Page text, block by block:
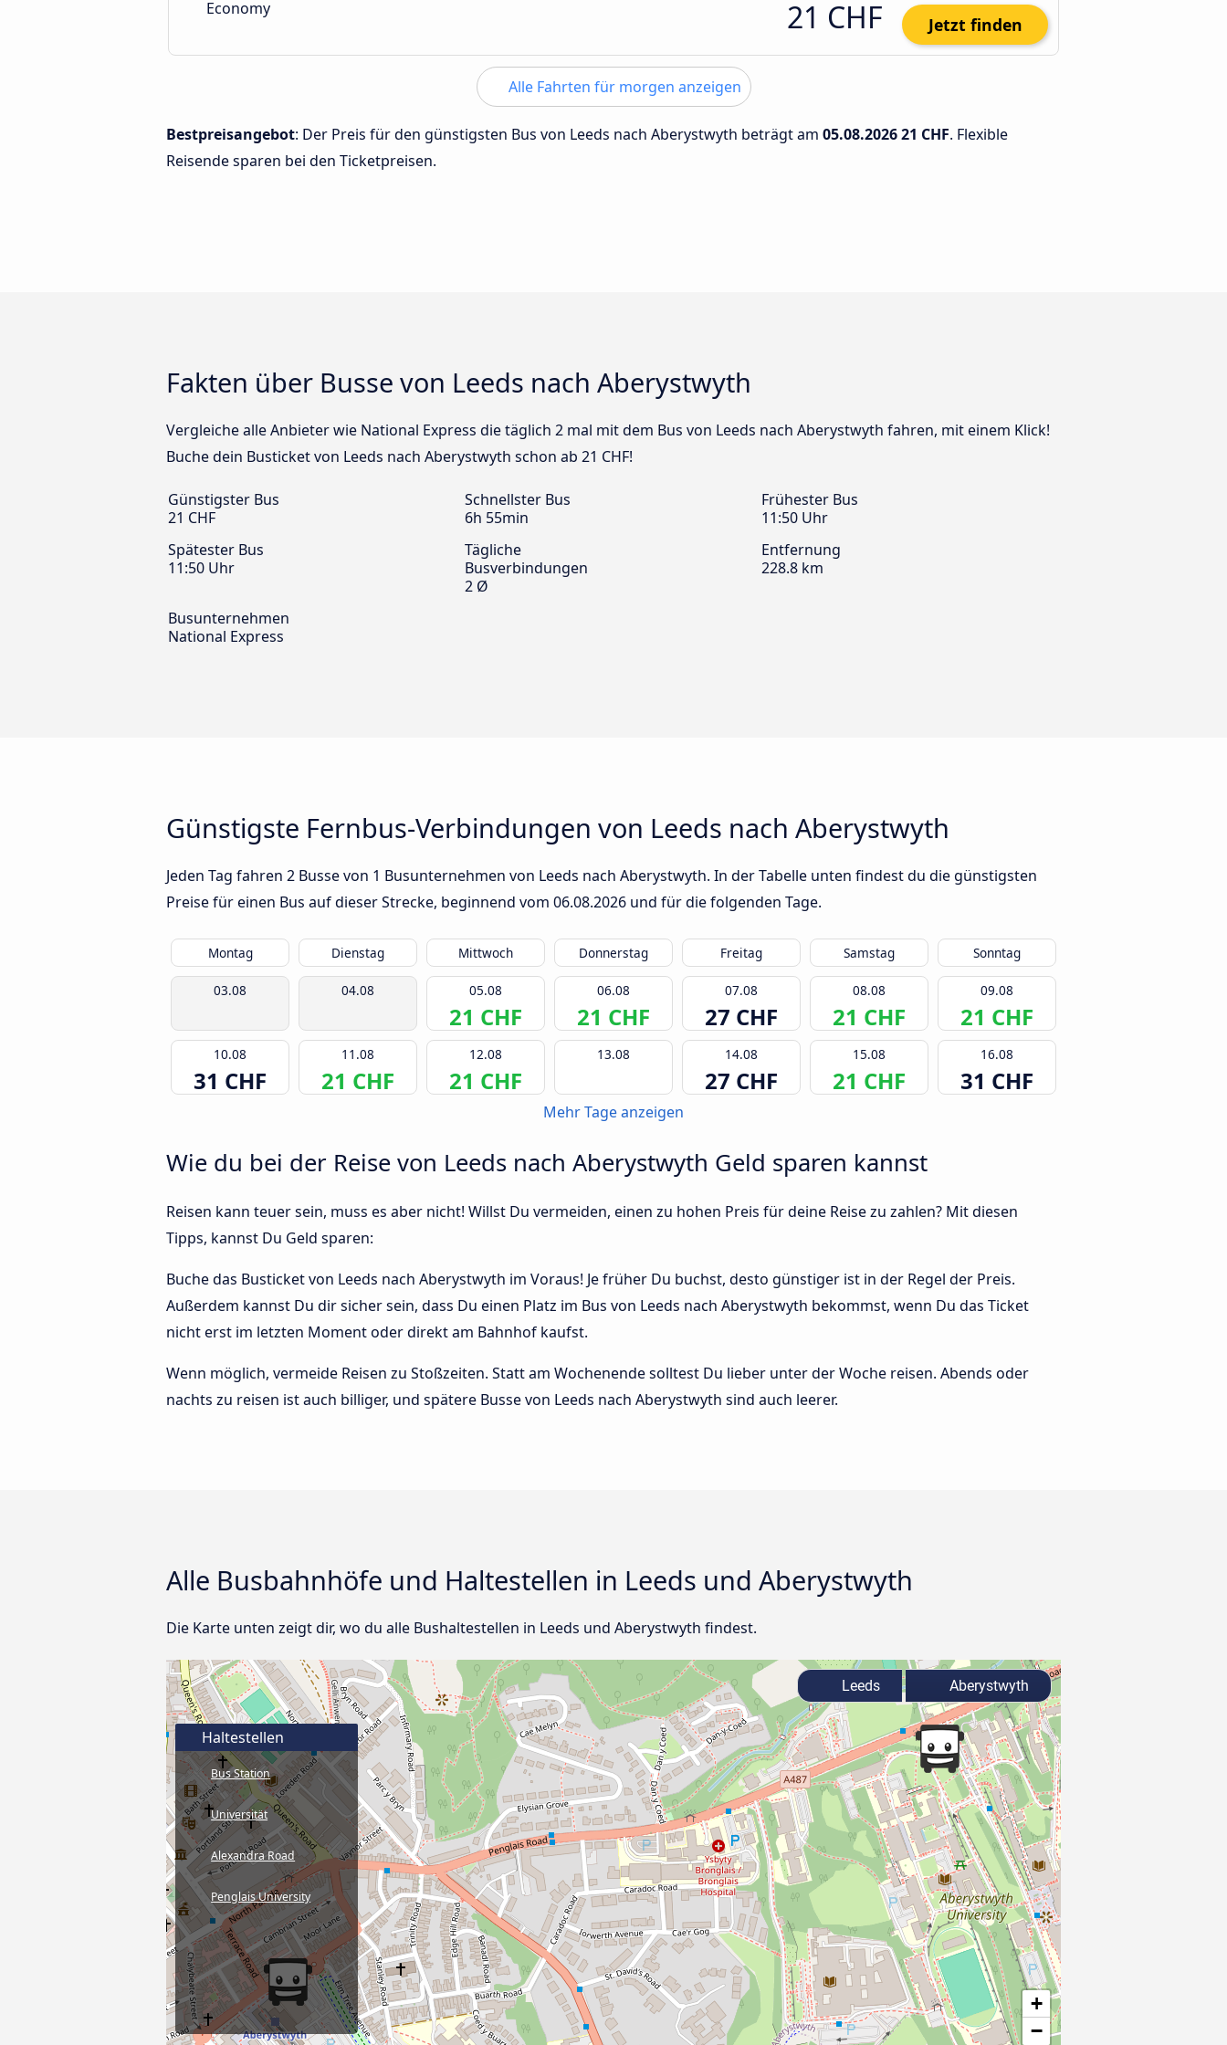
Economy 21 CHF Jetzt finden
Alle Fahrten für morgen anzeigen
Bestpreisangebot: Der Preis für den günstigsten Bus von Leeds nach Aberystwyth beträgt am 05.08.202621 CHF. Flexible
Reisende sparen bei den Ticketpreisen.
Fakten über Busse von Leeds nach Aberystwyth
Vergleiche alle Anbieter wie National Express die täglich 2 mal mit dem Bus von Leeds nach Aberystwyth fahren, mit einem Klick!
Buche dein Busticket von Leeds nach Aberystwyth schon ab 21 CHF!
Günstigster Bus
21 CHF
Schnellster Bus
6h 55min
Frühester Bus
11:50 Uhr
Spätester Bus
11:50 Uhr
Tägliche
Busverbindungen
2 Ø
Entfernung
228.8 km
Busunternehmen
National Express
Günstigste Fernbus-Verbindungen von Leeds nach Aberystwyth
Jeden Tag fahren 2 Busse von 1 Busunternehmen von Leeds nach Aberystwyth. In der Tabelle unten findest du die günstigsten
Preise für einen Bus auf dieser Strecke, beginnend vom 06.08.2026 und für die folgenden Tage.
Montag Dienstag Mittwoch Donnerstag Freitag Samstag Sonntag
03.08 04.08 05.08
21 CHF
06.08
21 CHF
07.08
27 CHF
08.08
21 CHF
09.08
21 CHF
10.08
31 CHF
11.08
21 CHF
12.08
21 CHF
13.08 14.08
27 CHF
15.08
21 CHF
16.08
31 CHF
Mehr Tage anzeigen
Wie du bei der Reise von Leeds nach Aberystwyth Geld sparen kannst
Reisen kann teuer sein, muss es aber nicht! Willst Du vermeiden, einen zu hohen Preis für deine Reise zu zahlen? Mit diesen
Tipps, kannst Du Geld sparen:
Buche das Busticket von Leeds nach Aberystwyth im Voraus! Je früher Du buchst, desto günstiger ist in der Regel der Preis.
Außerdem kannst Du dir sicher sein, dass Du einen Platz im Bus von Leeds nach Aberystwyth bekommst, wenn Du das Ticket
nicht erst im letzten Moment oder direkt am Bahnhof kaufst.
Wenn möglich, vermeide Reisen zu Stoßzeiten. Statt am Wochenende solltest Du lieber unter der Woche reisen. Abends oder
nachts zu reisen ist auch billiger, und spätere Busse von Leeds nach Aberystwyth sind auch leerer.
Alle Busbahnhöfe und Haltestellen in Leeds und Aberystwyth
Die Karte unten zeigt dir, wo du alle Bushaltestellen in Leeds und Aberystwyth findest.
+
−
Haltestellen
Bus Station
Universität
Alexandra Road
Penglais University
Leeds Aberystwyth